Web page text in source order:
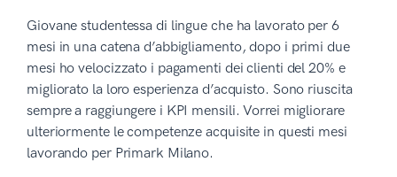
Giovane studentessa di lingue che ha lavorato per 6
mesi in una catena d’abbigliamento, dopo i primi due
mesi ho velocizzato i pagamenti dei clienti del 20% e
migliorato la loro esperienza d’acquisto. Sono riuscita
sempre a raggiungere i KPI mensili. Vorrei migliorare
ulteriormente le competenze acquisite in questi mesi
lavorando per Primark Milano.